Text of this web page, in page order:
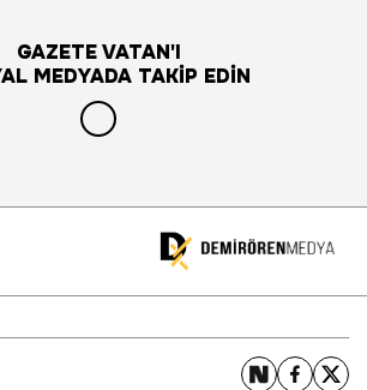
GAZETE VATAN'I
MEDYADA TAKİP EDİN